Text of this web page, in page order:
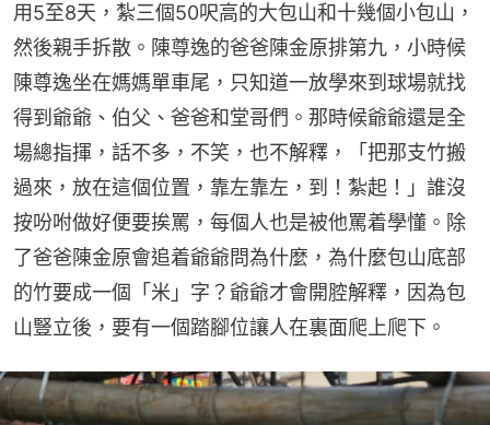
用5至8天，紮三個50呎高的大包山和十幾個小包山，
然後親手拆散。陳尊逸的爸爸陳金原排第九，小時候
陳尊逸坐在媽媽單車尾，只知道一放學來到球場就找
得到爺爺、伯父、爸爸和堂哥們。那時候爺爺還是全
場總指揮，話不多，不笑，也不解釋，「把那支竹搬
過來，放在這個位置，靠左靠左，到！紮起！」誰沒
按吩咐做好便要挨罵，每個人也是被他罵着學懂。除
了爸爸陳金原會追着爺爺問為什麼，為什麼包山底部
的竹要成一個「米」字？爺爺才會開腔解釋，因為包
山豎立後，要有一個踏腳位讓人在裏面爬上爬下。